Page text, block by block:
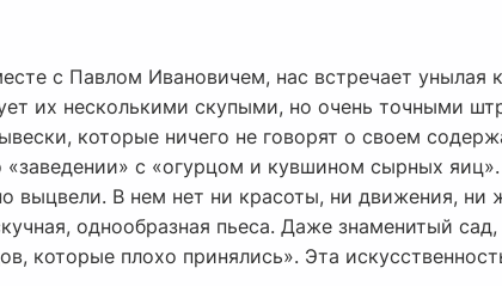
с Павлом Ивановичем, нас встречает унылая
их несколькими скупыми, но очень точными
которые ничего не говорят о своем
с «огурцом и кувшином сырных
выцвели. В нем нет ни красоты, ни движения, ни
однообразная пьеса. Даже знаменитый
которые плохо принялись». Эта